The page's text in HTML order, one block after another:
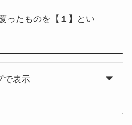
ったものを 【１】
とい
で表示